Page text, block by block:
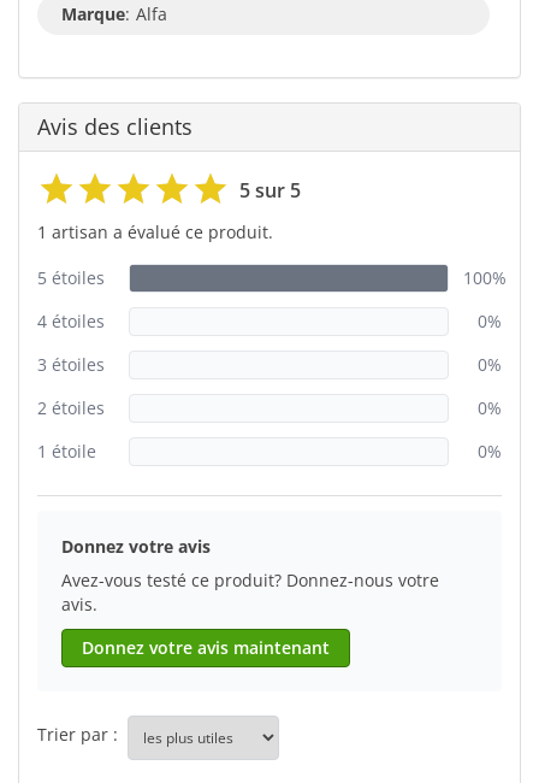
Marque: Alfa
Avis des clients
5 sur 5
1 artisan a évalué ce produit.
5 étoiles
100%
4 étoiles
0%
3 étoiles
0%
2 étoiles
0%
1 étoile
0%
Donnez votre avis
Avez-vous testé ce produit? Donnez-nous votre
avis.
Donnez votre avis maintenant
Trier par :